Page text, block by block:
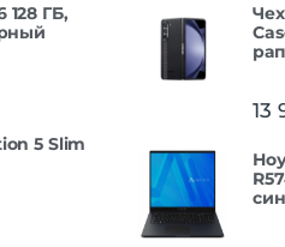
128 ГБ,
5 Slim
13